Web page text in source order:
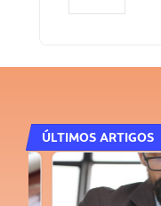
ÚLTIMOS ARTIGOS